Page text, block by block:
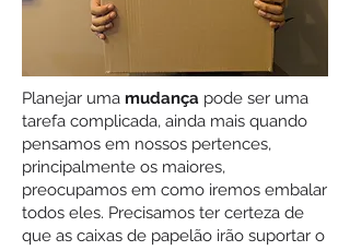
Planejar uma mudança pode ser uma
tarefa complicada, ainda mais quando
pensamos em nossos pertences,
principalmente os maiores,
preocupamos em como iremos embalar
todos eles. Precisamos ter certeza de
que as caixas de papelão irão suportar o